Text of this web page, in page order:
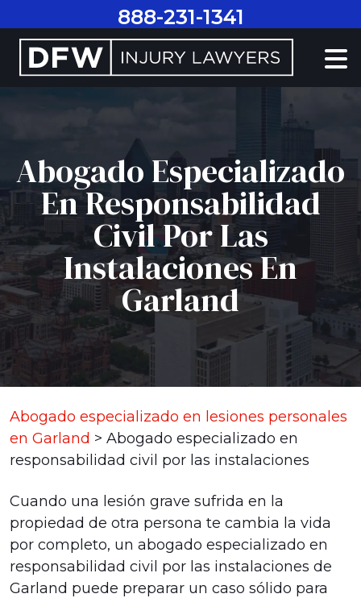
al
contenido
888-231-1341
Abogado Especializado
En Responsabilidad
Civil Por Las
Instalaciones En
Garland
Abogado especializado en lesiones personales
en Garland > Abogado especializado en
responsabilidad civil por las instalaciones
Cuando una lesión grave sufrida en la
propiedad de otra persona te cambia la vida
por completo, un abogado especializado en
responsabilidad civil por las instalaciones de
Garland puede preparar un caso sólido para